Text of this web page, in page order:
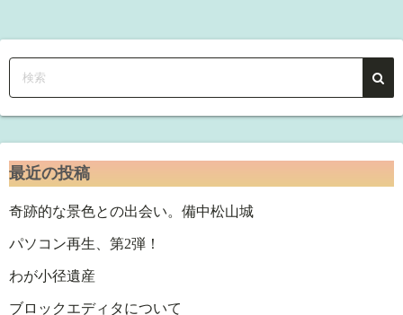
最近の投稿
奇跡的な景色との出会い。備中松山城
パソコン再生、第2弾！
わが小径遺産
ブロックエディタについて